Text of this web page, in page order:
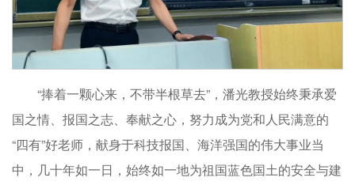
“捧着一颗心来，不带半根草去”，潘光教授始终秉承爱
国之情、报国之志、奉献之心，努力成为党和人民满意的
“四有”好老师，献身于科技报国、海洋强国的伟大事业当
中，几十年如一日，始终如一地为祖国蓝色国土的安全与建